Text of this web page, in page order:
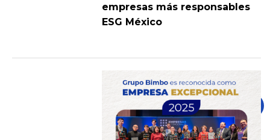
empresas más responsables
ESG México